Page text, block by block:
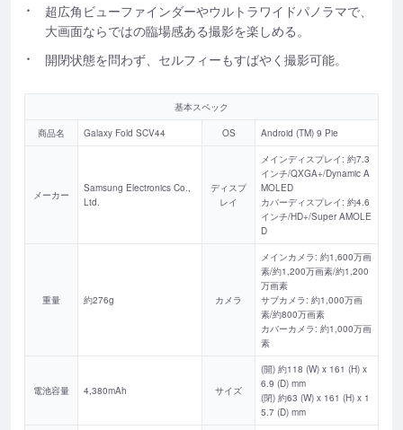
超広角ビューファインダーやウルトラワイドパノラマで、
大画面ならではの臨場感ある撮影を楽しめる。
開閉状態を問わず、セルフィーもすばやく撮影可能。
基本スペック
商品名 Galaxy Fold SCV44 OS Android (TM) 9 Pie
メーカー
Samsung Electronics Co.,
Ltd.
ディスプ
レイ
メインディスプレイ: 約7.3
インチ/QXGA+/Dynamic A
MOLED
カバーディスプレイ: 約4.6
インチ/HD+/Super AMOLE
D
重量 約276g カメラ
メインカメラ: 約1,600万画
素/約1,200万画素/約1,200
万画素
サブカメラ: 約1,000万画
素/約800万画素
カバーカメラ: 約1,000万画
素
電池容量 4,380mAh サイズ
(開) 約118 (W) x 161 (H) x
6.9 (D) mm
(閉) 約63 (W) x 161 (H) x 1
5.7 (D) mm